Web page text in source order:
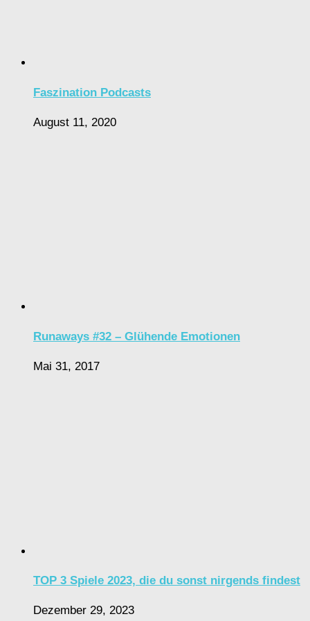
Faszination Podcasts
August 11, 2020
Runaways #32 – Glühende Emotionen
Mai 31, 2017
TOP 3 Spiele 2023, die du sonst nirgends findest
Dezember 29, 2023